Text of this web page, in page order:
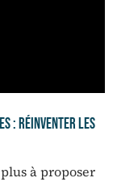
: réinventer les
à proposer